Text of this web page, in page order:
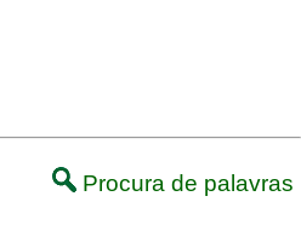
Procura de palavras